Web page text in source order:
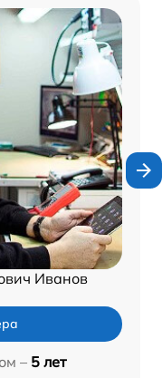
Иванов
– 5 лет